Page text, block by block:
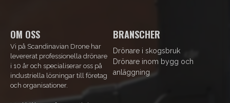
OM OSS
Vi på Scandinavian Drone har
levererat professionella drönare
i 10 år och specialiserar oss på
industriella lösningar till företag
och organisationer.
BRANSCHER
Drönare i skogsbruk
Drönare inom bygg och
anläggning